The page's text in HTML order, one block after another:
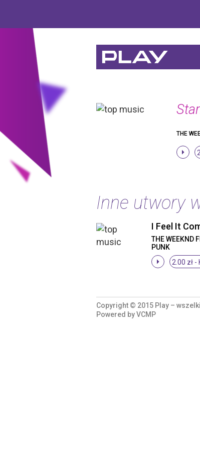
THE
Inne utwory
I Feel It
THE WEEKND
PUNK
2.00 zł -
Copyright © 2015 Play –
Powered byVCMP